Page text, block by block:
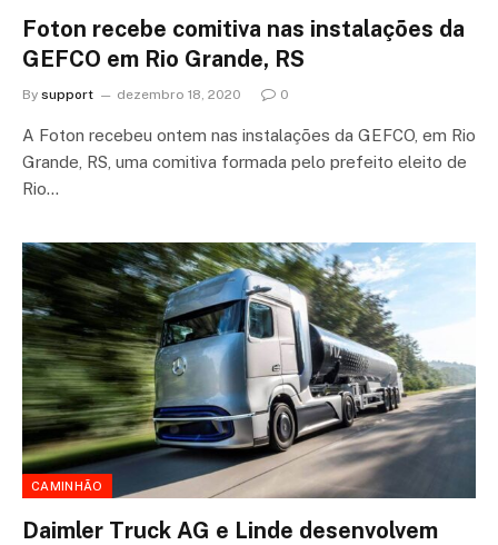
Foton recebe comitiva nas instalações da
GEFCO em Rio Grande, RS
By support dezembro 18, 2020 0
A Foton recebeu ontem nas instalações da GEFCO, em Rio
Grande, RS, uma comitiva formada pelo prefeito eleito de
Rio…
CAMINHÃO
Daimler Truck AG e Linde desenvolvem